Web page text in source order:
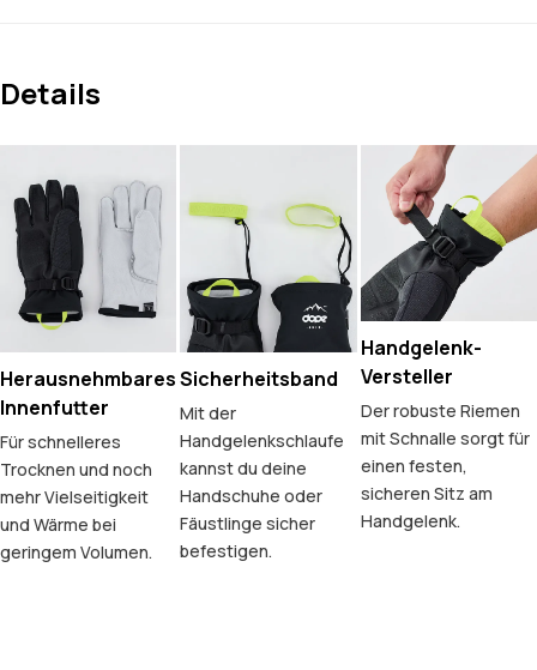
Details
Herausnehmbares
Innenfutter
Für schnelleres
Trocknen und noch
mehr Vielseitigkeit
und Wärme bei
geringem Volumen.
Sicherheitsband
Mit der
Handgelenkschlaufe
kannst du deine
Handschuhe oder
Fäustlinge sicher
befestigen.
Handgelenk-
Versteller
Der robuste Riemen
mit Schnalle sorgt für
einen festen,
sicheren Sitz am
Handgelenk.